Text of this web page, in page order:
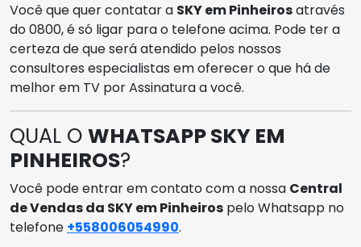
Você que quer contatar a SKY em Pinheirosatravés
do 0800, é só ligar para o telefone acima. Pode ter a
certeza de que será atendido pelos nossos
consultores especialistas em oferecer o que há de
melhor em TV por Assinatura a você.
QUAL O WHATSAPP SKY EM
PINHEIROS?
Você pode entrar em contato com a nossa Central
de Vendas da SKY em Pinheiros pelo Whatsapp no
telefone +558006054990.